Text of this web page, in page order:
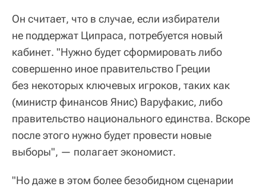
Он считает, что в случае, если избиратели
не поддержат Ципраса, потребуется новый
кабинет. "Нужно будет сформировать либо
совершенно иное правительство Греции
без некоторых ключевых игроков, таких как
(министр финансов Янис) Варуфакис, либо
правительство национального единства. Вскоре
после этого нужно будет провести новые
выборы", — полагает экономист.
"Но даже в этом более безобидном сценарии